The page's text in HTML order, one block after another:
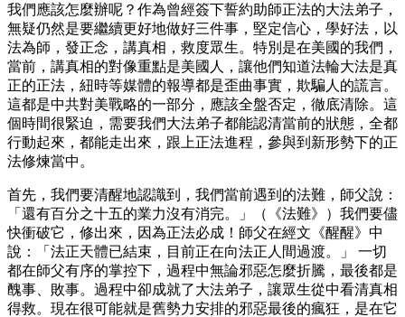
我們應該怎麼辦呢？作為曾經簽下誓約助師正法的大法弟子，
無疑仍然是要繼續更好地做好三件事，堅定信心，學好法，以
法為師，發正念，講真相，救度眾生。特別是在美國的我們，
當前，講真相的對像重點是美國人，讓他們知道法輪大法是真
正的正法，紐時等媒體的報導都是歪曲事實，欺騙人的謊言。
這都是中共對美戰略的一部分，應該全盤否定，徹底清除。這
個時間很緊迫，需要我們大法弟子都能認清當前的狀態，全都
行動起來，都能走出來，跟上正法進程，參與到新形勢下的正
法修煉當中。
首先，我們要清醒地認識到，我們當前遇到的法難，師父說：
「還有百分之十五的業力沒有消完。」（《法難》）我們要儘
快衝破它，修出來，因為正法必成！師父在經文《醒醒》中
說：「法正天體已結束，目前正在向法正人間過渡。」 一切
都在師父有序的掌控下，過程中無論邪惡怎麼折騰，最後都是
醜事、敗事。過程中卻成就了大法弟子，讓眾生從中看清真相
得救。現在很可能就是舊勢力安排的邪惡最後的瘋狂，是在它